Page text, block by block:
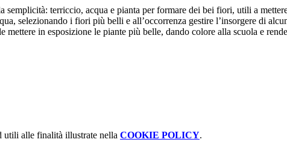
terriccio, acqua e pianta per formare dei bei fiori, utili a
selezionando i fiori più belli e all’occorrenza gestire l’insorgere di
in esposizione le piante più belle, dando colore alla scuola e
utili alle finalità illustrate nella COOKIE POLICY.